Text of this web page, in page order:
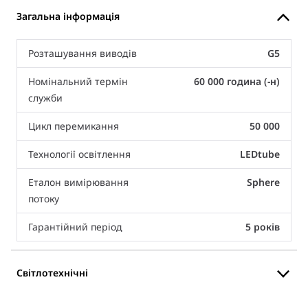
Загальна інформація
Розташування виводів G5
Номінальний термін
служби
60 000 година (-н)
Цикл перемикання 50 000
Технології освітлення LEDtube
Еталон вимірювання
потоку
Sphere
Гарантійний період 5 років
Світлотехнічні